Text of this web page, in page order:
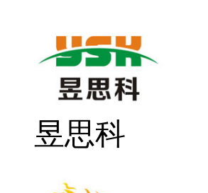
昱思科